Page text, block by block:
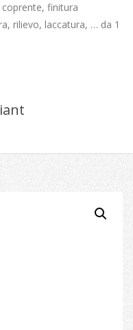
finitura
rilievo, laccatura, … da 1